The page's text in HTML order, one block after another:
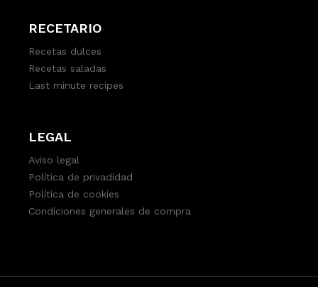
RECETARIO
Recetas dulces
Recetas saladas
Last minute recipes
LEGAL
Aviso legal
Política de privadidad
Política de cookies
Condiciones generales de compra